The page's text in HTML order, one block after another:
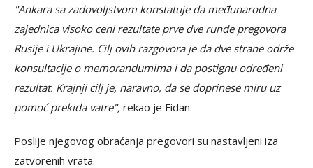
"Ankara sa zadovoljstvom konstatuje da međunarodna
zajednica visoko ceni rezultate prve dve runde pregovora
Rusije i Ukrajine. Cilj ovih razgovora je da dve strane održe
konsultacije o memorandumima i da postignu određeni
rezultat. Krajnji cilj je, naravno, da se doprinese miru uz
pomoć prekida vatre", rekao je Fidan.
Poslije njegovog obraćanja pregovori su nastavljeni iza
zatvorenih vrata.